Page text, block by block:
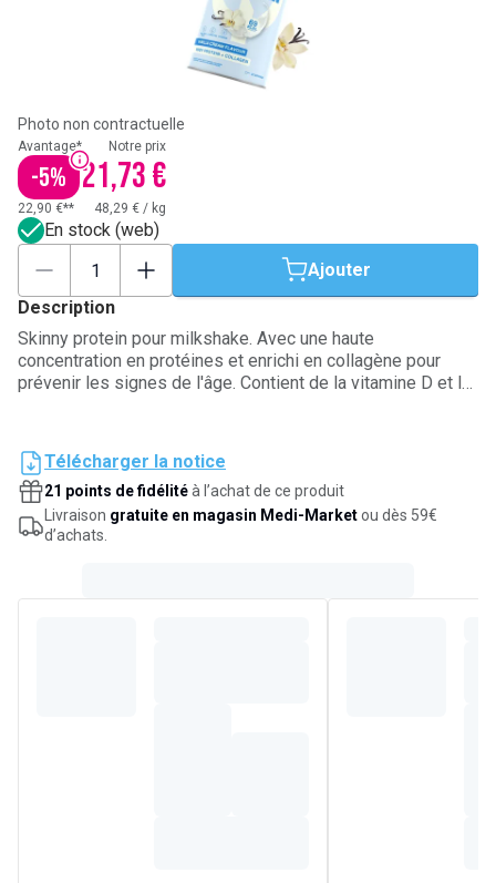
Photo non contractuelle
Avantage*
-5%
Notre prix
21,73 €
22,90 €** 48,29 € / kg
En stock (web)
Ajouter
Description
Skinny protein pour milkshake. Avec une haute
concentration en protéines et enrichi en collagène pour
prévenir les signes de l'âge. Contient de la vitamine D et la
Télécharger la notice
21 points de fidélitéà l’achat de ce produit
Livraison gratuite en magasin Medi-Marketou dès 59€
d’achats.